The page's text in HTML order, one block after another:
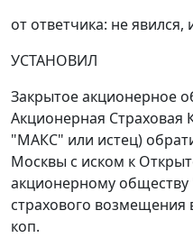
от ответчика: не явился,
УСТАНОВИЛ
Закрытое акционерное
Акционерная Страховая
"МАКС" или истец)
Москвы с иском к
акционерному обществу
страхового возмещения
коп.